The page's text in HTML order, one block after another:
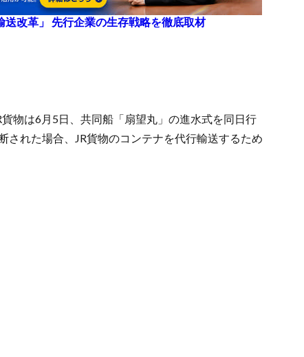
改革」 先行企業の生存戦略を徹底取材
物は6月5日、共同船「扇望丸」の進水式を同日行
された場合、JR貨物のコンテナを代行輸送するため